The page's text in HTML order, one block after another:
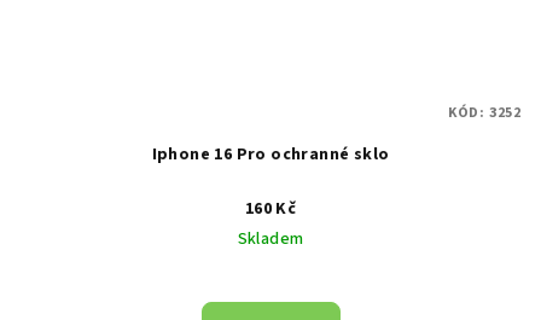
Iphone 16 Pro ochranné sklo
160 Kč
Skladem
KÓD: 3252